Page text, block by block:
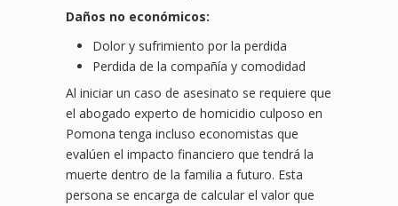
Daños no económicos:
Dolor y sufrimiento por la perdida
Perdida de la compañía y comodidad
Al iniciar un caso de asesinato se requiere que
el abogado experto de homicidio culposo en
Pomona tenga incluso economistas que
evalúen el impacto financiero que tendrá la
muerte dentro de la familia a futuro. Esta
persona se encarga de calcular el valor que